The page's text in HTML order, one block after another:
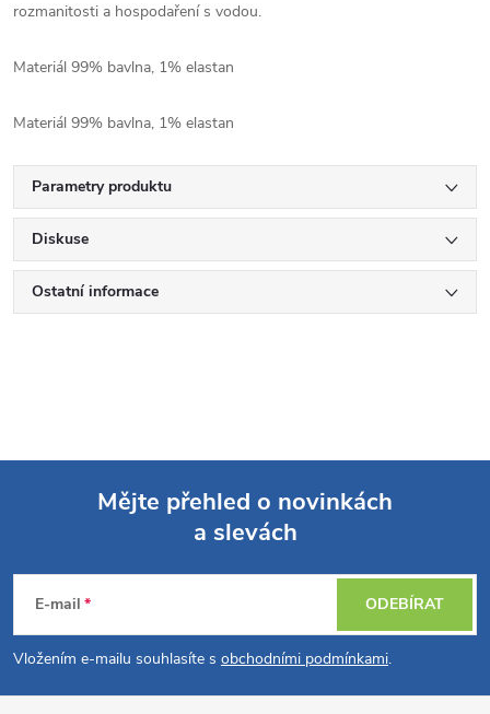
rozmanitosti a hospodaření s vodou.
Materiál 99% bavlna, 1% elastan
Materiál 99% bavlna, 1% elastan
Parametry produktu
Diskuse
Ostatní informace
p
Mějte přehled o novinkách
a slevách
E-mail
Vložením e-mailu souhlasíte s obchodními podmínkami.
ODEBÍRAT